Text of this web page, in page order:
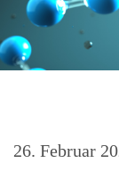
26. Februar